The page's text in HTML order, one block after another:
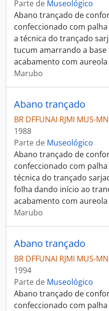
Parte de Museológico
Abano trançado de
confeccionado com
a técnica do trançado
tucum amarrando a base
acabamento com
Marubo
Abano trançado
BR DFFUNAI RJMI MUS-
1988
Parte de Museológico
Abano trançado de
confeccionado com
técnica do trançado
folha dando início ao
acabamento com
Marubo
Abano trançado
BR DFFUNAI RJMI MUS-
1994
Parte de Museológico
Abano trançado de
confeccionado com